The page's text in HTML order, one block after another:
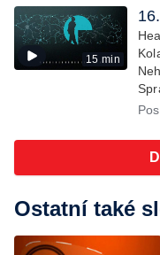
15 min
Ostatní také